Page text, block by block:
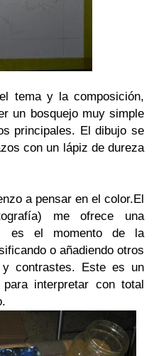
y la composición,
un bosquejo muy simple
principales. El dibujo se
con un lápiz de dureza
a pensar en el color.El
me ofrece una
es el momento de la
o añadiendo otros
contrastes. Este es un
interpretar con total